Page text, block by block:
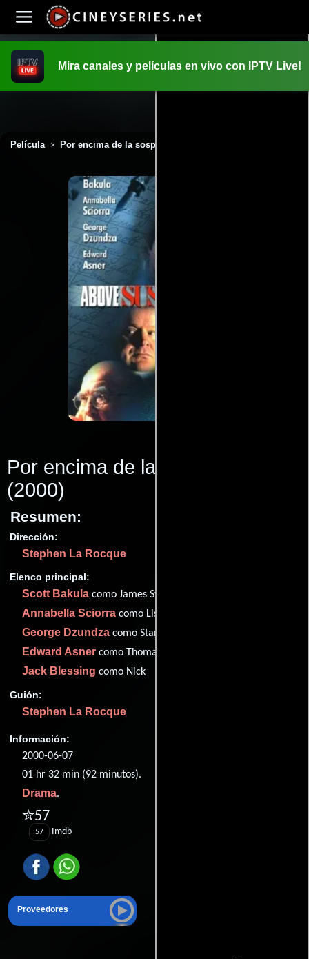
Mira canales y películas en vivo con IPTV Live!
Película > Por encima de la sospecha (2000)
Por encima de la sospecha
(2000)
Resumen:
Dirección:
Stephen La Rocque
Elenco principal:
Scott Bakula como James Stockton
Annabella Sciorra como Lisa Stockton
George Dzundza como Stamos
Edward Asner como Thomas O'Claire
Jack Blessing como Nick
Guión:
Stephen La Rocque
Información:
2000-06-07
01 hr 32 min (92 minutos).
Drama.
✮57
57 Imdb
Proveedores